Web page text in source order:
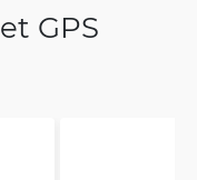
GPS